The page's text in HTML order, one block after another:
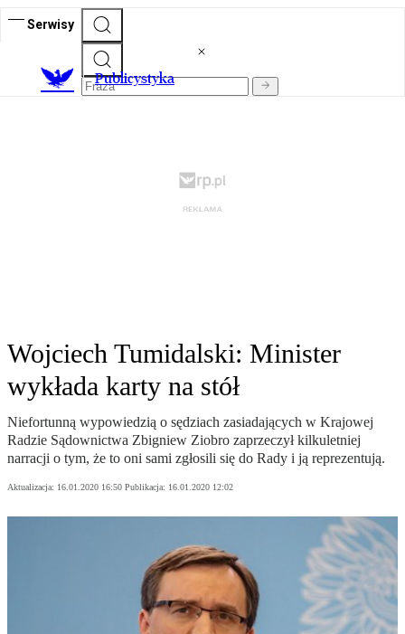
Serwisy
Publicystyka
Wojciech Tumidalski: Minister
wykłada karty na stół
Niefortunną wypowiedzią o sędziach zasiadających w Krajowej
Radzie Sądownictwa Zbigniew Ziobro zaprzeczył kilkuletniej
narracji o tym, że to oni sami zgłosili się do Rady i ją reprezentują.
Aktualizacja: 16.01.2020 16:50 Publikacja: 16.01.2020 12:02